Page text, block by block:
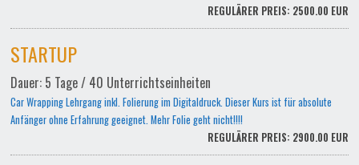
REGULÄRER PREIS: 2500.00 EUR
STARTUP
Dauer: 5 Tage / 40 Unterrichtseinheiten
Car Wrapping Lehrgang inkl. Folierung im Digitaldruck. Dieser Kurs ist für absolute
Anfänger ohne Erfahrung geeignet. Mehr Folie geht nicht!!!!
REGULÄRER PREIS: 2900.00 EUR